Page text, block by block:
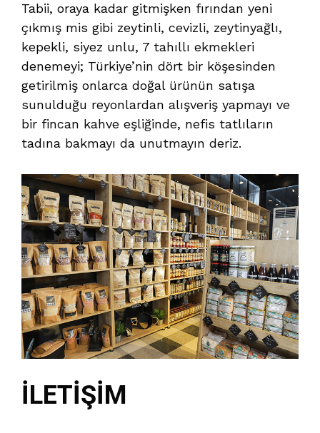
Tabii, oraya kadar gitmişken fırından yeni
çıkmış mis gibi zeytinli, cevizli, zeytinyağlı,
kepekli, siyez unlu, 7 tahıllı ekmekleri
denemeyi; Türkiye’nin dört bir köşesinden
getirilmiş onlarca doğal ürünün satışa
sunulduğu reyonlardan alışveriş yapmayı ve
bir fincan kahve eşliğinde, nefis tatlıların
tadına bakmayı da unutmayın deriz.
İLETİŞİM